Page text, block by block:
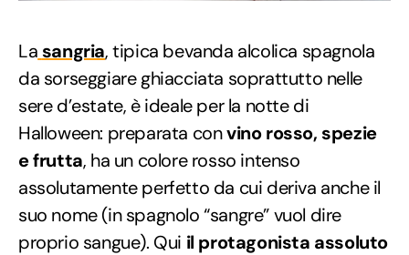
La sangria, tipica bevanda alcolica spagnola
da sorseggiare ghiacciata soprattutto nelle
sere d’estate, è ideale per la notte di
Halloween: preparata convino rosso, spezie
e frutta, ha un colore rosso intenso
assolutamente perfetto da cui deriva anche il
suo nome (in spagnolo “sangre” vuol dire
proprio sangue). Qui il protagonista assoluto